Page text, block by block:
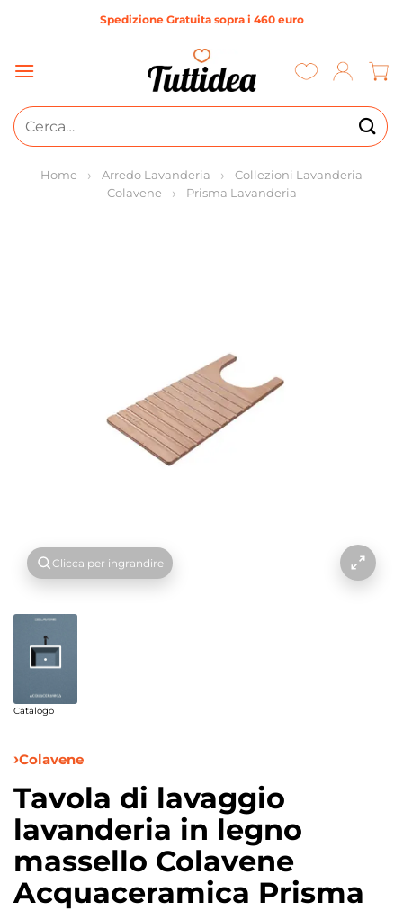
Spedizione Gratuita sopra i 460 euro
Cerca:
Home Arredo Lavanderia
Collezioni Lavanderia
Colavene
Prisma Lavanderia
Clicca per ingrandire
Catalogo
Colavene
Tavola di lavaggio
lavanderia in legno
massello Colavene
Acquaceramica Prisma